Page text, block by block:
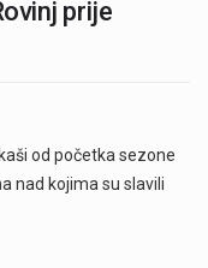
prije
od početka sezone
nad kojima su slavili